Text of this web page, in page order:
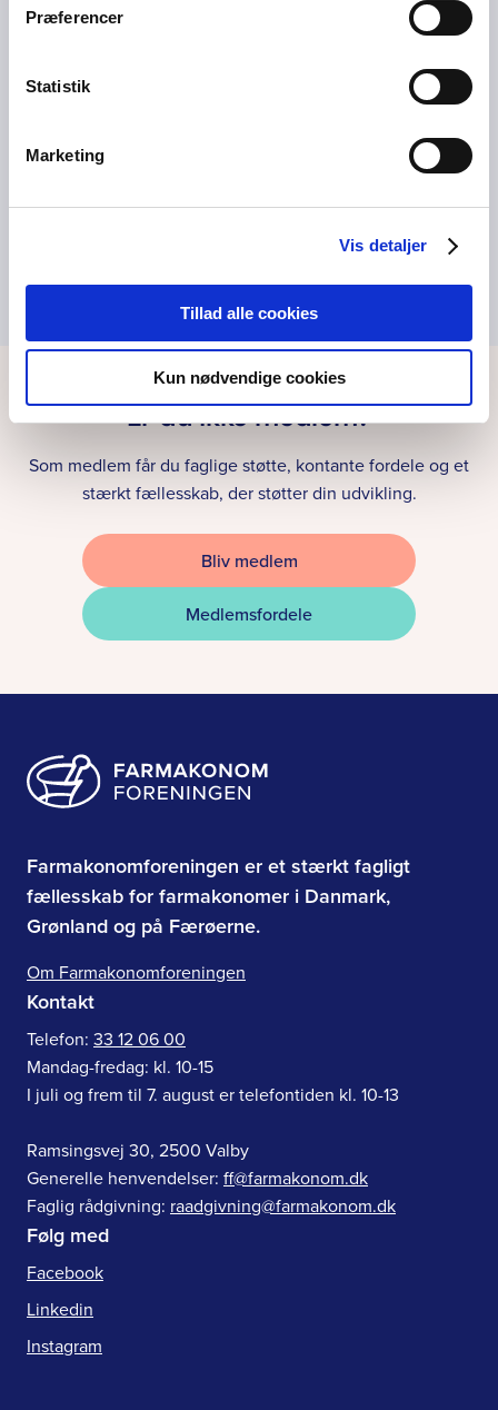
Præferencer
Statistik
Marketing
Vis detaljer
Tillad alle cookies
Kun nødvendige cookies
KOMPETENCEUDVIKLING
Er du ikke medlem?
Som medlem får du faglige støtte, kontante fordele og et
stærkt fællesskab, der støtter din udvikling.
Bliv medlem
Medlemsfordele
Farmakonomforeningen er et stærkt fagligt
fællesskab for farmakonomer i Danmark,
Grønland og på Færøerne.
Om Farmakonomforeningen
Kontakt
Telefon: 33 12 06 00
Mandag-fredag: kl. 10-15
I juli og frem til 7. august er telefontiden kl. 10-13
Ramsingsvej 30, 2500 Valby
Generelle henvendelser: ff@farmakonom.dk
Faglig rådgivning: raadgivning@farmakonom.dk
Følg med
Facebook
Linkedin
Instagram